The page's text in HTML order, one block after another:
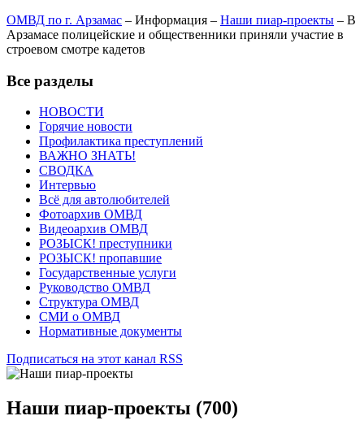
ОМВД по г. Арзамас – Информация – Наши пиар-проекты – В
Арзамасе полицейские и общественники приняли участие в
строевом смотре кадетов
Все разделы
НОВОСТИ
Горячие новости
Профилактика преступлений
ВАЖНО ЗНАТЬ!
СВОДКА
Интервью
Всё для автолюбителей
Фотоархив ОМВД
Видеоархив ОМВД
РОЗЫСК! преступники
РОЗЫСК! пропавшие
Государственные услуги
Руководство ОМВД
Структура ОМВД
СМИ о ОМВД
Нормативные документы
Подписаться на этот канал RSS
Наши пиар-проекты (700)